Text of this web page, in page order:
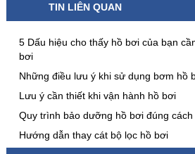
TIN LIÊN QUAN
5 Dấu hiệu cho thấy hồ bơi của bạn
bơi
Những điều lưu ý khi sử dụng bơm hồ
Lưu ý cần thiết khi vận hành hồ bơi
Quy trình bảo dưỡng hồ bơi đúng cách
Hướng dẫn thay cát bộ lọc hồ bơi